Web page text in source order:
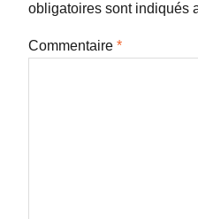
obligatoires sont indiqués
Commentaire *